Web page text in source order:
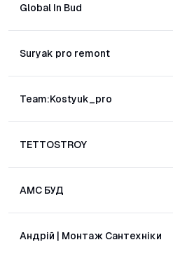
Global In Bud
Suryak pro remont
Team:Kostyuk_pro
TETTOSTROY
АМС БУД
Андрій | Монтаж Сантехніки